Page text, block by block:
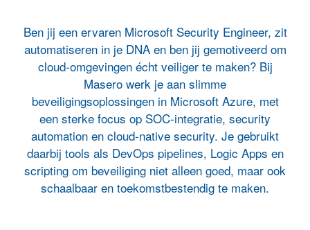
Ben jij een ervaren Microsoft Security Engineer, zit
automatiseren in je DNA en ben jij gemotiveerd om
cloud-omgevingen écht veiliger te maken? Bij
Masero werk je aan slimme
beveiligingsoplossingen in Microsoft Azure, met
een sterke focus op SOC-integratie, security
automation en cloud-native security. Je gebruikt
daarbij tools als DevOps pipelines, Logic Apps en
scripting om beveiliging niet alleen goed, maar ook
schaalbaar en toekomstbestendig te maken.